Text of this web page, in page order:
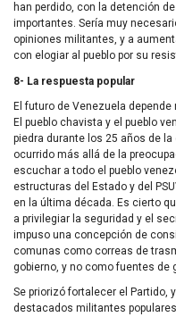
han perdido, con la detención
importantes. Sería muy
opiniones militantes, y a
con elogiar al pueblo por su
8- La respuesta popular
El futuro de Venezuela
El pueblo chavista y el pueblo
piedra durante los 25 años de
ocurrido más allá de la
escuchar a todo el pueblo
estructuras del Estado y del
en la última década. Es cierto
a privilegiar la seguridad y el
impuso una concepción de
comunas como correas de
gobierno, y no como fuentes de
Se priorizó fortalecer el Partido,
destacados militantes